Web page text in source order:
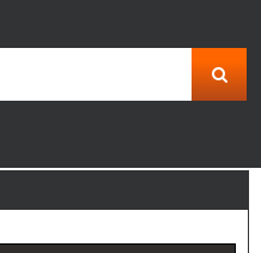
RODA